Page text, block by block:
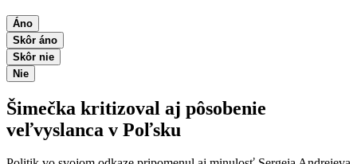
Áno
Skôr áno
Skôr nie
Nie
Šimečka kritizoval aj pôsobenie
veľvyslanca v Poľsku